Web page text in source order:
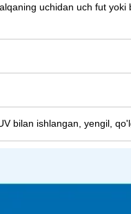
uchidan uch fut
bilan ishlangan, yengil,